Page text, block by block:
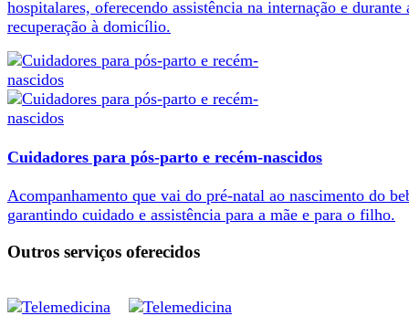
hospitalares, oferecendo assistência na internação e durante
recuperação à domicílio.
Cuidadores para pós-parto e recém-nascidos
Acompanhamento que vai do pré-natal ao nascimento do
garantindo cuidado e assistência para a mãe e para o filho.
Outros serviços oferecidos